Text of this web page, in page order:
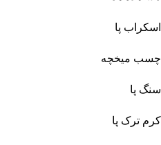
اسکراب پا
چسب میخچه
سنگ پا
کرم ترک پا